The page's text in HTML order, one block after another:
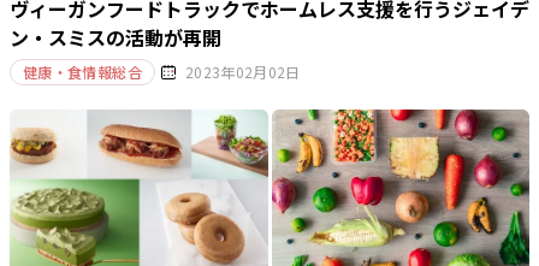
ヴィーガンフードトラックでホームレス支援を行うジェイデ
ン・スミスの活動が再開
健康・食情報総合 2023年02月02日